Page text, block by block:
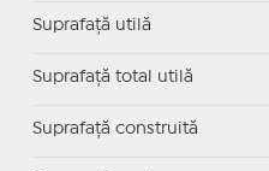
Suprafaţă utilă
Suprafaţă total utilă
Suprafaţă construită